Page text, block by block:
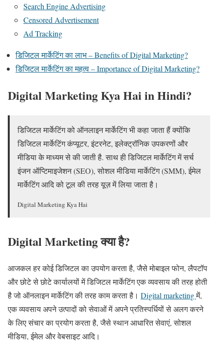
Search Engine Advertising
Censored Advertisement
Ad Tracking
डिजिटल मार्केटिंग का लाभ – Benefits of Digital Marketing?
डिजिटल मार्केटिंग का महत्व – Importance of Digital Marketing?
Digital Marketing Kya Hai in Hindi?
डिजिटल मार्केटिंग को ऑनलाइन मार्केटिंग भी कहा जाता हैं क्योंकि
डिजिटल मार्केटिंग कंप्यूटर, इंटरनेट, इलेक्ट्रॉनिक उपकरणों और
मीडिया के माध्यम से की जाती है. साथ ही डिजिटल मार्केटिंग में सर्च
इंजन ऑप्टिमाइजेशन (SEO), सोशल मीडिया मार्केटिंग (SMM), ईमेल
मार्केटिंग आदि को टूल की तरह यूज़ में लिया जाता है।
Digital Marketing Kya Hai
Digital Marketing क्या है?
आजकल हर कोई डिजिटल का उपयोग करता है, जैसे मोबाइल फोन, लैपटॉप
और छोटे से छोटे कार्यालयों में डिजिटल मार्केटिंग एक व्यवसाय की तरह होती
है जो ऑनलाइन मार्केटिंग की तरह काम करता है। Digital marketingमें,
एक व्यवसाय अपने उत्पादों को सेवाओं में अपने प्रतिस्पर्धियों से अलग करने
के लिए संचार का प्रयोग करता है, जैसे स्थान आधारित सेवाएं, सोशल
मीडिया, ईमेल और वेबसाइट आदि।